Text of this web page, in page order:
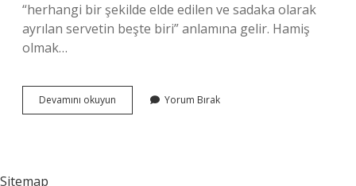
“herhangi bir şekilde elde edilen ve sadaka olarak
ayrılan servetin beşte biri” anlamına gelir. Hamiş
olmak…
Devamını okuyun Hamisin
Ne
Yorum Bırak
Sitemap